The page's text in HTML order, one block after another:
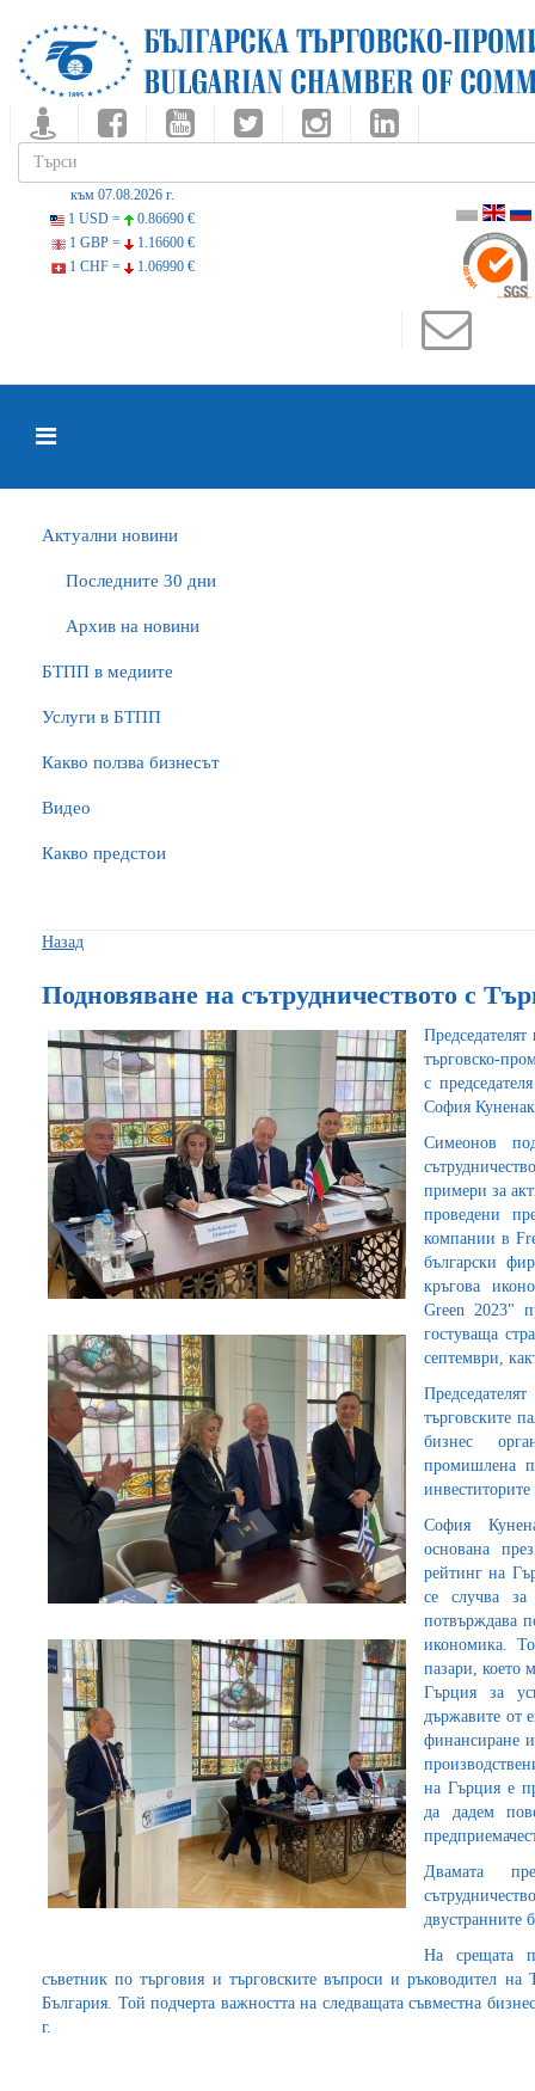
към 07.08.2026 г.
1 USD =
0.86690 €
1 GBP =
1.16600 €
1 CHF =
1.06990 €
Актуални новини
Последните 30 дни
Архив на новини
БTПП в медиите
Услуги в БТПП
Какво ползва бизнесът
Видео
Какво предстои
Назад
Подновяване на сътрудничеството с
търговско-
с
София
Симеонов
примери за
проведени
компании в
български
кръгова
Green 2023"
гостуваща
септември,
търговските
бизнес
промишлена
София
основана
рейтинг на
се случва
потвърждава
икономика.
пазари, което
Гърция за
държавите от
финансиране
на Гърция е
да дадем
Двамата
двустранните
На срещата
съветник по търговия и търговските въпроси и ръководител
България. Той подчерта важността на следващата съвместна
г.